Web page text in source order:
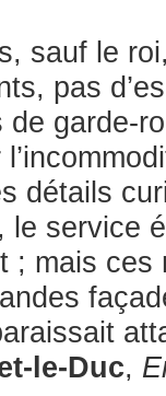
sauf le
pas
de garde-
détails
le service
; mais
le-Duc,